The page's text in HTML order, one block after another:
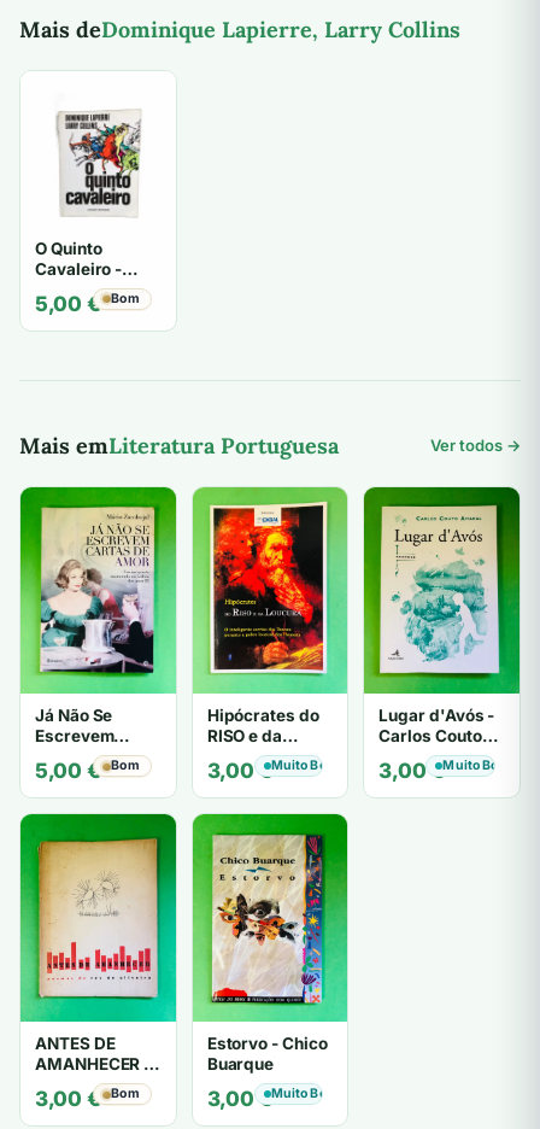
Mais deDominique Lapierre, Larry Collins
O Quinto
Cavaleiro -
Dominique
Lapierre, Larry
Collins
5,00 € Bom
Mais emLiteratura Portuguesa Ver todos →
Já Não Se
Escrevem
Cartas de Amor
- Mário
Zambujal
5,00 € Bom
Hipócrates do
RISO e da
LOUCURA
3,00€Muito Bom
Lugar d'Avós -
Carlos Couto
Amaral
3,00€Muito Bom
ANTES DE
AMANHECER -
ruy de oliveira
3,00 € Bom
Estorvo - Chico
Buarque
3,00€Muito Bom